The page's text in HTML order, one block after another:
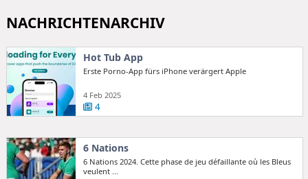
NACHRICHTENARCHIV
Hot Tub App
Erste Porno-App fürs iPhone verärgert Apple
4 Feb 2025
4
6 Nations
6 Nations 2024. Cette phase de jeu défaillante où les Bleus
veulent ...